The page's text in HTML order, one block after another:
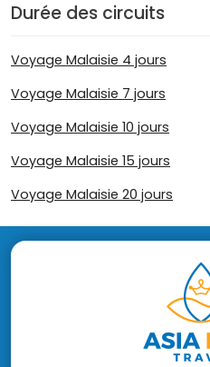
Durée des circuits
Voyage Malaisie 4 jours
Voyage Malaisie 7 jours
Voyage Malaisie 10 jours
Voyage Malaisie 15 jours
Voyage Malaisie 20 jours